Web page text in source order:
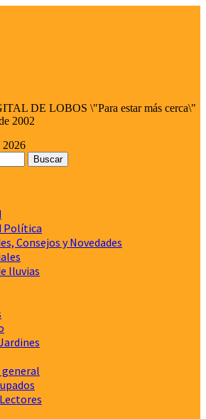
DE LOBOS \"Para estar más cerca\"
2002
2026
Política
Consejos y Novedades
lluvias
general